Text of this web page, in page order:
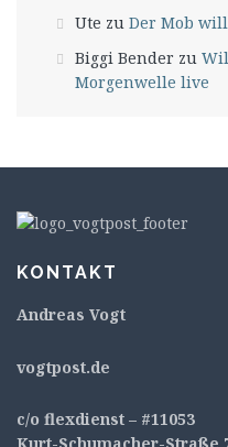
Ute zu Der Mob
Biggi Bender zu
Morgenwelle live
KONTAKT
Andreas Vogt
vogtpost.de
c/o flexdienst – #11053